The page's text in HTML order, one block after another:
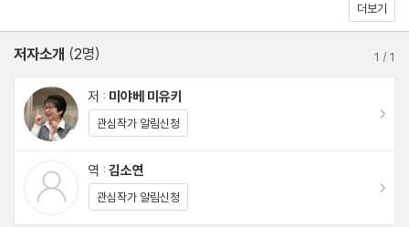
더보기
저자소개 (2명) 1 /1
저 : 미야베 미유키
관심작가 알림신청
역 : 김소연
관심작가 알림신청